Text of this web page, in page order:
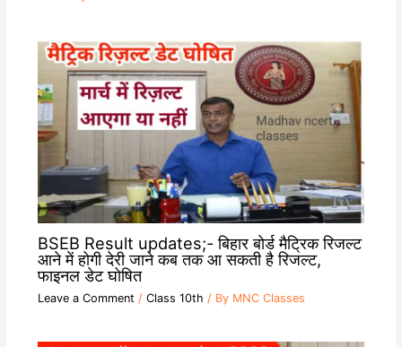
BSEB Result updates;- बिहार बोर्ड मैट्रिक रिजल्ट
आने में होगी देरी जाने कब तक आ सकती है रिजल्ट,
फाइनल डेट घोषित
Leave a Comment / Class 10th / By MNC Classes